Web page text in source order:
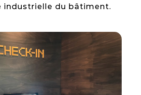
industrielle du bâtiment.